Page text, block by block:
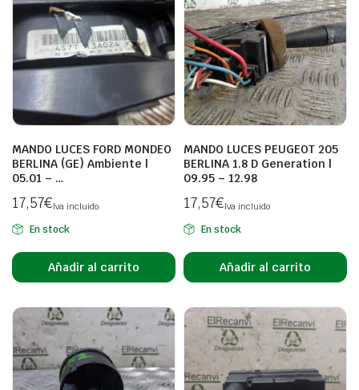
MANDO LUCES FORD MONDEO
BERLINA (GE) Ambiente |
05.01 – …
17,57€Iva incluido
En stock
Añadir al carrito
MANDO LUCES PEUGEOT 205
BERLINA 1.8 D Generation |
09.95 – 12.98
17,57€Iva incluido
En stock
Añadir al carrito